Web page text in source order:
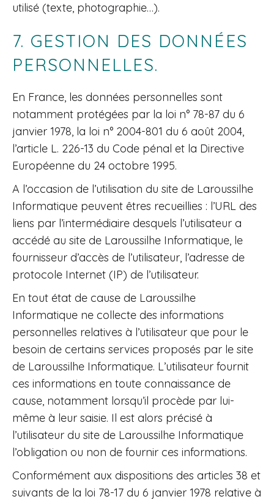
utilisé (texte, photographie…).
7. GESTION DES DONNÉES
PERSONNELLES.
En France, les données personnelles sont
notamment protégées par la loi n° 78-87 du 6
janvier 1978, la loi n° 2004-801 du 6 août 2004,
l’article L. 226-13 du Code pénal et la Directive
Européenne du 24 octobre 1995.
A l’occasion de l’utilisation du site de Laroussilhe
Informatique peuvent êtres recueillies : l’URL des
liens par l’intermédiaire desquels l’utilisateur a
accédé au site de Laroussilhe Informatique, le
fournisseur d’accès de l’utilisateur, l’adresse de
protocole Internet (IP) de l’utilisateur.
En tout état de cause de Laroussilhe
Informatique ne collecte des informations
personnelles relatives à l’utilisateur que pour le
besoin de certains services proposés par le site
de Laroussilhe Informatique. L’utilisateur fournit
ces informations en toute connaissance de
cause, notamment lorsqu’il procède par lui-
même à leur saisie. Il est alors précisé à
l’utilisateur du site de Laroussilhe Informatique
l’obligation ou non de fournir ces informations.
Conformément aux dispositions des articles 38 et
suivants de la loi 78-17 du 6 janvier 1978 relative à